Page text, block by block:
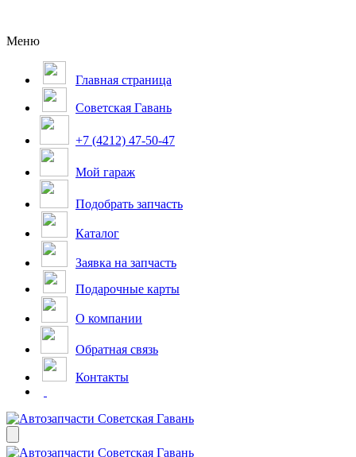
Меню
Главная страница
Советская Гавань
+7 (4212) 47-50-47
Мой гараж
Подобрать запчасть
Каталог
Заявка на запчасть
Подарочные карты
О компании
Обратная связь
Контакты